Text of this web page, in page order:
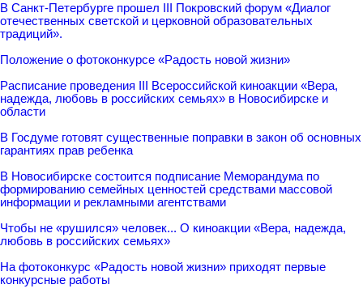
В Санкт-Петербурге прошел III Покровский форум «Диалог
отечественных светской и церковной образовательных
традиций».
Положение о фотоконкурсе «Радость новой жизни»
Расписание проведения III Всероссийской киноакции «Вера,
надежда, любовь в российских семьях» в Новосибирске и
области
В Госдуме готовят существенные поправки в закон об основных
гарантиях прав ребенка
В Новосибирске состоится подписание Меморандума по
формированию семейных ценностей средствами массовой
информации и рекламными агентствами
Чтобы не «рушился» человек... О киноакции «Вера, надежда,
любовь в российских семьях»
На фотоконкурс «Радость новой жизни» приходят первые
конкурсные работы